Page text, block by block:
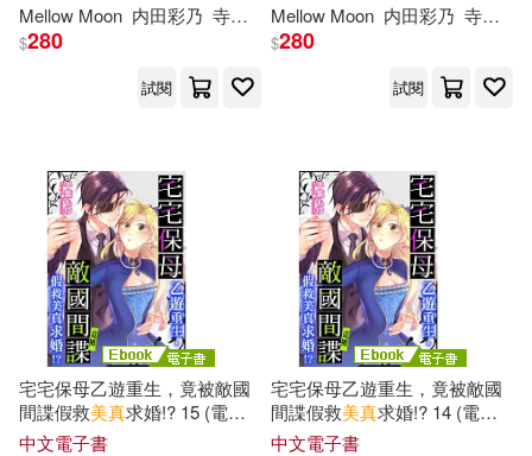
田中幹夫(1)
神納花(1) 篠田あゆみ(1)
紺野ひかる(1) 美原すみれ(1)
美咲結衣(1)
美女オムニバス(1)
Mellow Moon 内田彩乃 寺島 鶴 真木静乃 近藤郁美
$280
試閱
Mellow Moon 内田彩乃 寺島
$280
試閱
宅宅保母乙遊重生，竟被敵國
間諜假救美真求婚!? 15 (電子
書)
中文電子書
宅宅保母乙遊重生，竟被敵國
間諜假救美真求婚!? 14 (電子
書)
中文電子書